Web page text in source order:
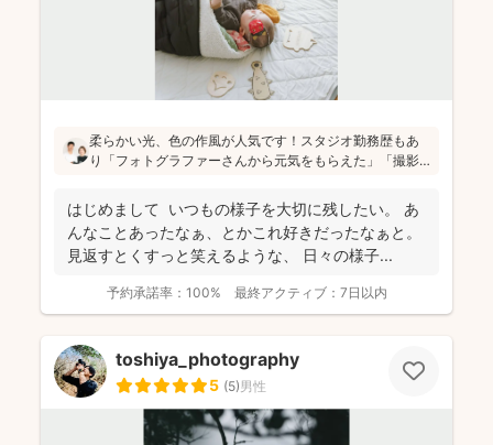
柔らかい光、色の作風が人気です！スタジオ勤務歴もあ
り「フォトグラファーさんから元気をもらえた」「撮影
写真ではなく、お子さん・親御さんの目線で、自然な様
子を撮影してお届けします(^^)
はじめまして いつもの様子を大切に残したい。 あ
んなことあったなぁ、とかこれ好きだったなぁと。
見返すとくすっと笑えるような、 日々の様子...
予約承諾率： 100% 最終アクティブ： 7日以内
toshiya_photography
5 (5)男性